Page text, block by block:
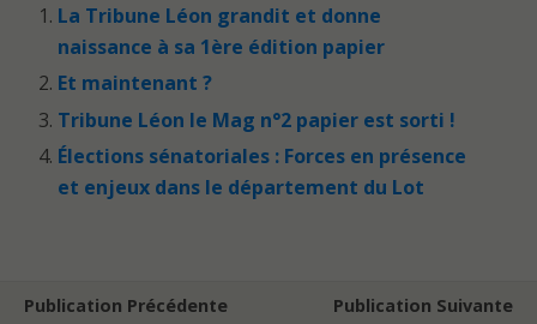
La Tribune Léon grandit et donne
naissance à sa 1ère édition papier
Et maintenant ?
Tribune Léon le Mag n°2 papier est sorti !
Élections sénatoriales : Forces en présence
et enjeux dans le département du Lot
Publication Précédente
Publication Suivante